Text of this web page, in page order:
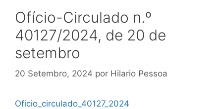
Ofício-Circulado n.º
40127/2024, de 20 de
setembro
20 Setembro, 2024 por Hilario Pessoa
Oficio_circulado_40127_2024